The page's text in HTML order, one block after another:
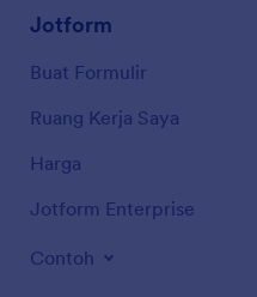
Jotform
Buat Formulir
Ruang Kerja Saya
Harga
Jotform Enterprise
Contoh